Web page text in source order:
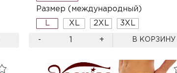
Размер (международный)
L
XL 2XL 3XL
- + В КОРЗИНУ